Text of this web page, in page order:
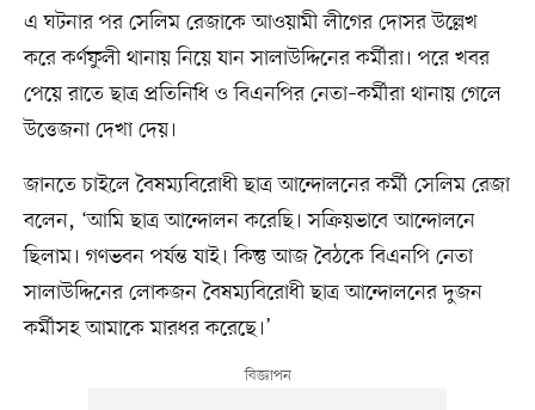
এ ঘটনার পর সেলিম রেজাকে আওয়ামী লীগের দোসর উল্লেখ
করে কর্ণফুলী থানায় নিয়ে যান সালাউদ্দিনের কর্মীরা। পরে খবর
পেয়ে রাতে ছাত্র প্রতিনিধি ও বিএনপির নেতা–কর্মীরা থানায় গেলে
উত্তেজনা দেখা দেয়।
জানতে চাইলে বৈষম্যবিরোধী ছাত্র আন্দোলনের কর্মী সেলিম রেজা
বলেন, ‘আমি ছাত্র আন্দোলন করেছি। সক্রিয়ভাবে আন্দোলনে
ছিলাম। গণভবন পর্যন্ত যাই। কিন্তু আজ বৈঠকে বিএনপি নেতা
সালাউদ্দিনের লোকজন বৈষম্যবিরোধী ছাত্র আন্দোলনের দুজন
কর্মীসহ আমাকে মারধর করেছে।’